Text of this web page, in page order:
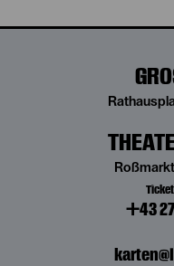
+43